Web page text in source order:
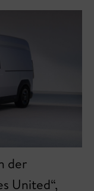
der
United“,